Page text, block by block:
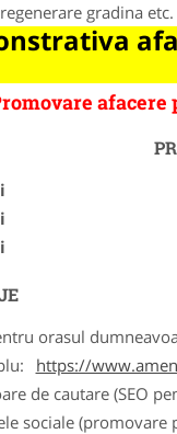
gradina etc.
orasul
https://
de cautare (SEO
sociale (promovare